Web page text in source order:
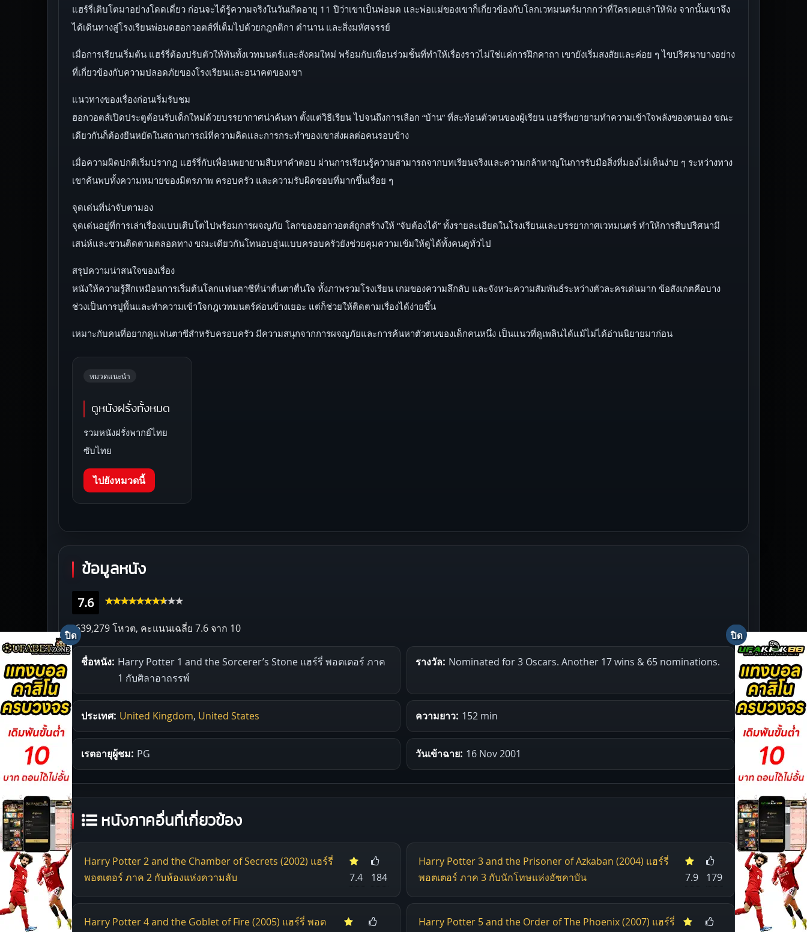
แฮร์รี่เติบโตมาอย่างโดดเดี่ยว ก่อนจะได้รู้ความจริงในวันเกิดอายุ 11 ปีว่าเขาเป็นพ่อมด และพ่อแม่ของเขาก็เกี่ยวข้องกับโลกเวทมนตร์มากกว่าที่ใครเคยเล่าให้ฟัง จากนั้นเขาจึง
ได้เดินทางสู่โรงเรียนพ่อมดฮอกวอตส์ที่เต็มไปด้วยกฎกติกา ตำนาน และสิ่งมหัศจรรย์
เมื่อการเรียนเริ่มต้น แฮร์รี่ต้องปรับตัวให้ทันทั้งเวทมนตร์และสังคมใหม่ พร้อมกับเพื่อนร่วมชั้นที่ทำให้เรื่องราวไม่ใช่แค่การฝึกคาถา เขายังเริ่มสงสัยและค่อย ๆ ไขปริศนาบางอย่าง
ที่เกี่ยวข้องกับความปลอดภัยของโรงเรียนและอนาคตของเขา
แนวทางของเรื่องก่อนเริ่มรับชม
ฮอกวอตส์เปิดประตูต้อนรับเด็กใหม่ด้วยบรรยากาศน่าค้นหา ตั้งแต่วิธีเรียน ไปจนถึงการเลือก “บ้าน” ที่สะท้อนตัวตนของผู้เรียน แฮร์รี่พยายามทำความเข้าใจพลังของตนเอง ขณะ
เดียวกันก็ต้องยืนหยัดในสถานการณ์ที่ความคิดและการกระทำของเขาส่งผลต่อคนรอบข้าง
เมื่อความผิดปกติเริ่มปรากฏ แฮร์รี่กับเพื่อนพยายามสืบหาคำตอบ ผ่านการเรียนรู้ความสามารถจากบทเรียนจริงและความกล้าหาญในการรับมือสิ่งที่มองไม่เห็นง่าย ๆ ระหว่างทาง
เขาค้นพบทั้งความหมายของมิตรภาพ ครอบครัว และความรับผิดชอบที่มากขึ้นเรื่อย ๆ
จุดเด่นที่น่าจับตามอง
จุดเด่นอยู่ที่การเล่าเรื่องแบบเติบโตไปพร้อมการผจญภัย โลกของฮอกวอตส์ถูกสร้างให้ “จับต้องได้” ทั้งรายละเอียดในโรงเรียนและบรรยากาศเวทมนตร์ ทำให้การสืบปริศนามี
เสน่ห์และชวนติดตามตลอดทาง ขณะเดียวกันโทนอบอุ่นแบบครอบครัวยังช่วยคุมความเข้มให้ดูได้ทั้งคนดูทั่วไป
สรุปความน่าสนใจของเรื่อง
หนังให้ความรู้สึกเหมือนการเริ่มต้นโลกแฟนตาซีที่น่าตื่นตาตื่นใจ ทั้งภาพรวมโรงเรียน เกมของความลึกลับ และจังหวะความสัมพันธ์ระหว่างตัวละครเด่นมาก ข้อสังเกตคือบาง
ช่วงเป็นการปูพื้นและทำความเข้าใจกฎเวทมนตร์ค่อนข้างเยอะ แต่ก็ช่วยให้ติดตามเรื่องได้ง่ายขึ้น
เหมาะกับคนที่อยากดูแฟนตาซีสำหรับครอบครัว มีความสนุกจากการผจญภัยและการค้นหาตัวตนของเด็กคนหนึ่ง เป็นแนวที่ดูเพลินได้แม้ไม่ได้อ่านนิยายมาก่อน
หมวดแนะนำ
ดูหนังฝรั่งทั้งหมด
รวมหนังฝรั่งพากย์ไทย
ซับไทย
ไปยังหมวดนี้
ข้อมูลหนัง
7.6
639,279 โหวต, คะแนนเฉลี่ย 7.6 จาก 10
ชื่อหนัง: Harry Potter 1 and the Sorcerer’s Stone แฮร์รี่ พอตเตอร์ ภาค
1 กับศิลาอาถรรพ์
รางวัล: Nominated for 3 Oscars. Another 17 wins & 65 nominations.
ประเทศ: United Kingdom, United States ความยาว: 152 min
เรตอายุผู้ชม: PG วันเข้าฉาย: 16 Nov 2001
หนังภาคอื่นที่เกี่ยวข้อง
Harry Potter 2 and the Chamber of Secrets (2002) แฮร์รี่
พอตเตอร์ ภาค 2 กับห้องแห่งความลับ
7.4 184
Harry Potter 3 and the Prisoner of Azkaban (2004) แฮร์รี่
พอตเตอร์ ภาค 3 กับนักโทษแห่งอัซคาบัน
7.9 179
Harry Potter 4 and the Goblet of Fire (2005) แฮร์รี่ พอต
Harry Potter 5 and the Order of The Phoenix (2007) แฮร์รี่